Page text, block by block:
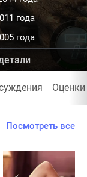
года
года
Оценки
Посмотреть все